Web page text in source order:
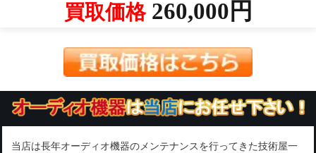
買取価格260,000円
当店は長年オーディオ機器のメンテナンスを行ってきた技術屋一